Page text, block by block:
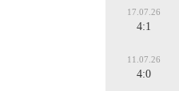
17.07.26
4:1
11.07.26
4:0